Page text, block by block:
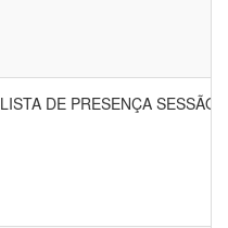
LISTA DE PRESENÇA SESSÃO